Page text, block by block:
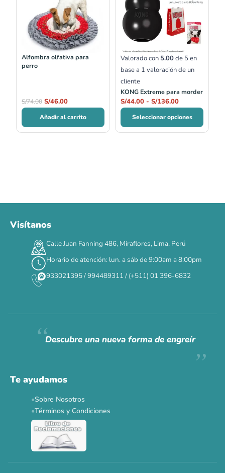
Alfombra olfativa para
perro
S/74.00
S/74.00.
S/46.00
es:
S/46.00.
Añadir al carrito
Valorado con 5.00de 5 en
base a 1 valoración de un
cliente
KONG Extreme para morder
S/44.00 - S/136.00
desde
S/44.00
hasta
S/136.00
Seleccionar opciones
Visítanos
Calle Juan Fanning 486, Miraflores, Lima, Perú
Horario de atención: lun. a sáb de 9:00am a 8:00pm
933021395 / 994489311 / (+511) 01 396-6832
Descubre una nueva forma de engreír
Te ayudamos
Sobre Nosotros
Términos y Condiciones